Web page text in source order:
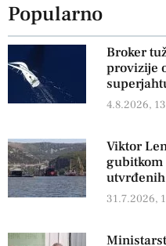
Popularno
Broker
provizije
4.8.2026,
Viktor
gubitkom
31.7.2026,